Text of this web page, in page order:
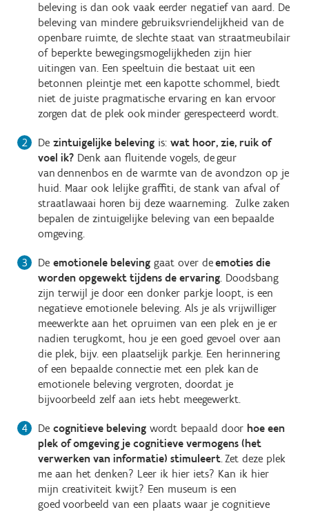
beleving is dan ook vaak eerder negatief van aard. De
beleving van mindere gebruiksvriendelijkheid van de
openbare ruimte, de slechte staat van straatmeubilair
of beperkte bewegingsmogelijkheden zijn hier
uitingen van. Een speeltuin die bestaat uit een
betonnen pleintje met een kapotte schommel, biedt
niet de juiste pragmatische ervaring en kan ervoor
zorgen dat de plek ook minder gerespecteerd wordt.
De zintuigelijke beleving is: wat hoor, zie, ruik of
voel ik? Denk aan fluitende vogels, de geur
van dennenbos en de warmte van de avondzon op je
huid. Maar ook lelijke graffiti, de stank van afval of
straatlawaai horen bij deze waarneming. Zulke zaken
bepalen de zintuigelijke beleving van een bepaalde
omgeving.
De emotionele beleving gaat over deemoties die
worden opgewekt tijdens de ervaring. Doodsbang
zijn terwijl je door een donker parkje loopt, is een
negatieve emotionele beleving. Als je als vrijwilliger
meewerkte aan het opruimen van een plek en je er
nadien terugkomt, hou je een goed gevoel over aan
die plek, bijv. een plaatselijk parkje. Een herinnering
of een bepaalde connectie met een plek kan de
emotionele beleving vergroten, doordat je
bijvoorbeeld zelf aan iets hebt meegewerkt.
De cognitieve beleving wordt bepaald door hoe een
plek of omgeving je cognitieve vermogens (het
verwerken van informatie) stimuleert. Zet deze plek
me aan het denken? Leer ik hier iets? Kan ik hier
mijn creativiteit kwijt? Een museum is een
goed voorbeeld van een plaats waar je cognitieve